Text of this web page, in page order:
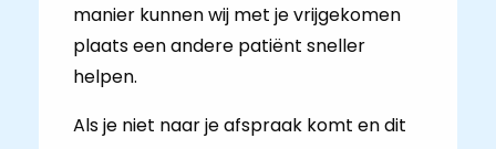
manier kunnen wij met je vrijgekomen
plaats een andere patiënt sneller
helpen.
Als je niet naar je afspraak komt en dit